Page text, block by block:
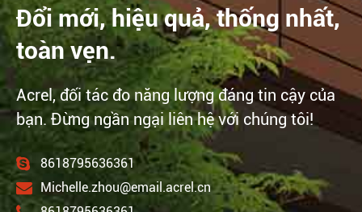
Đổi mới, hiệu quả, thống nhất,
toàn vẹn.
Acrel, đối tác đo năng lượng đáng tin cậy của
bạn. Đừng ngần ngại liên hệ với chúng tôi!
8618795636361
Michelle.zhou@email.acrel.cn